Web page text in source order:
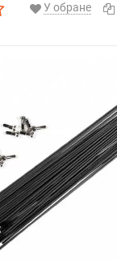
У обране